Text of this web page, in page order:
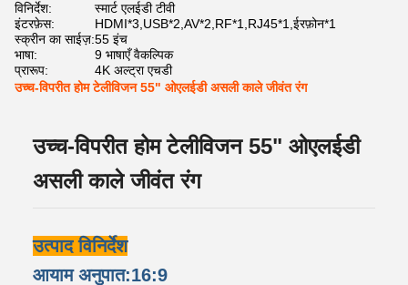
विनिर्देश:
स्मार्ट एलईडी टीवी
इंटरफ़ेस:
HDMI*3,USB*2,AV*2,RF*1,RJ45*1,ईरफ़ोन*1
स्क्रीन का साईज़:55 इंच
भाषा:
9 भाषाएँ वैकल्पिक
प्रारूप:
4K अल्ट्रा एचडी
उच्च-विपरीत होम टेलीविजन 55" ओएलईडी असली काले जीवंत रंग
उच्च-विपरीत होम टेलीविजन 55" ओएलईडी
असली काले जीवंत रंग
उत्पाद विनिर्देश
आयाम अनुपात:16:9